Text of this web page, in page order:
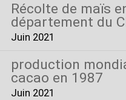
Récolte de maïs
département du
Juin 2021
production
cacao en 1987
Juin 2021